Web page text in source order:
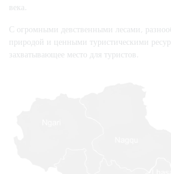
века.
С огромными девственными лесами,
природой и ценными туристическими
захватывающее место для туристов.